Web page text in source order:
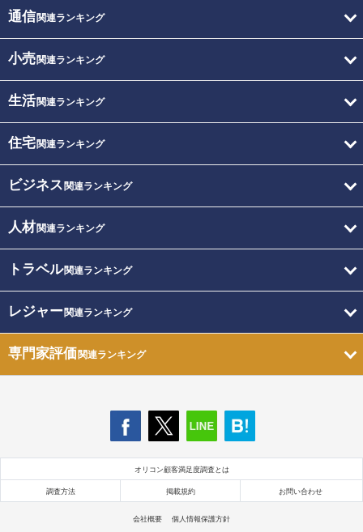
通信関連ランキング
小売関連ランキング
生活関連ランキング
住宅関連ランキング
ビジネス 関連ランキング
人材関連ランキング
トラベル関連ランキング
レジャー関連ランキング
専門家評価関連ランキング
オリコン顧客満足度調査とは
調査方法 掲載規約 お問い合わせ
会社概要 個人情報保護方針